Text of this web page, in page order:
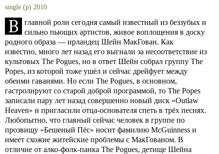
single (p) 2010
В
главной роли сегодня самый известный из беззубых и
сильно пьющих артистов, живое воплощения в доску
родного образа — ирландец Шейн МакГован. Как
известно, много лет назад его выгнали за несоответствие из
культовых The Pogues, но в ответ Шейн собрал группу The
Popes, из которой тоже ушёл и сейчас дрейфует между
обеими гаванями. Но если The Pogues, в основном,
гастролируют со старой доброй программой, то The Popes
записали пару лет назад совершенно новый диск «Outlaw
Heaven» и пригласили отца-основателя спеть в трёх песнях.
Любопытно, что главный сейчас человек в группе по
прозвищу «Бешеный Пёс» носит фамилию McGuinness и
имеет схожие житейские проблемы с МакГованом. В
отличие от алко-фолк-панка The Pogues, детище Шейна